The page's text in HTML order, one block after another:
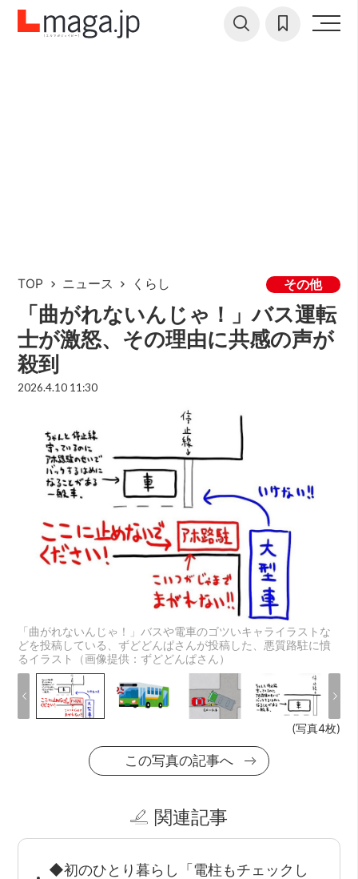
TOP ニュース くらし その他
「曲がれないんじゃ！」バス運転
士が激怒、その理由に共感の声が
殺到
2026.4.10 11:30
「曲がれないんじゃ！」バスや電車のゴツいキャライラストな
どを投稿している、ずどどんぱさんが投稿した、悪質路駐に憤
るイラスト（画像提供：ずどどんぱさん）
(写真4枚)
この写真の記事へ
関連記事
◆初のひとり暮らし「電柱もチェックし